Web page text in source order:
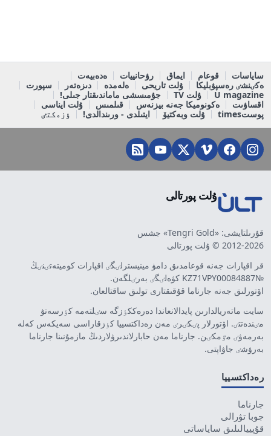
ساياسات قوعام ايماق رۋحانييات
ەدەبيەت
ەكٸنشٸ رەسپۋبليكا
ۇلت تاريحى ەلەمدە دىزەتەر
سپورت
U magazine
ۇلت TV
جۇمىسشى ماماندىقتار جىلى!
اقساۋىت
ەكونوميكا جەنە بيزنەس قىلمىس
ۇلت ايناسى
پوستtimes
ۇلت وبەكتيۆ ايتىلدى - ورىندالدى! ٶزەكتٸ
ۇلت پورتالى
قۇرىلتايشى: «Tengri Gold» جشس
2012-2026 © ۇلت پورتالى
قر اقپارات جەنە قوعامدىق دامۋ مينيسترلٸگٸ اقپارات كوميتەتٸنٸڭ
№KZ71VPY00084887 كۋەلٸگٸ بەرٸلگەن.
اۆتورلىق جەنە جارناما قۇقىقتارى تولىق ساقتالعان.
سايت ماتەريالدارىن پايدالانعاندا دەرەككٶزگە سٸلتەمە كٶرسەتۋ
مٸندەتتٸ. اۆتورلار پٸكٸرٸ مەن رەداكتسييا كٶزقاراسى سەيكەس كەلە
بەرمەۋٸ مٷمكٸن. جارناما مەن حابارلاندىرۋلاردىڭ مازمۇنىنا جارناما
بەرۋشٸ جاۋاپتى.
رەداكتسييا
جارناما
جوبا تۋرالى
قۇپييالىلىق ساياساتى